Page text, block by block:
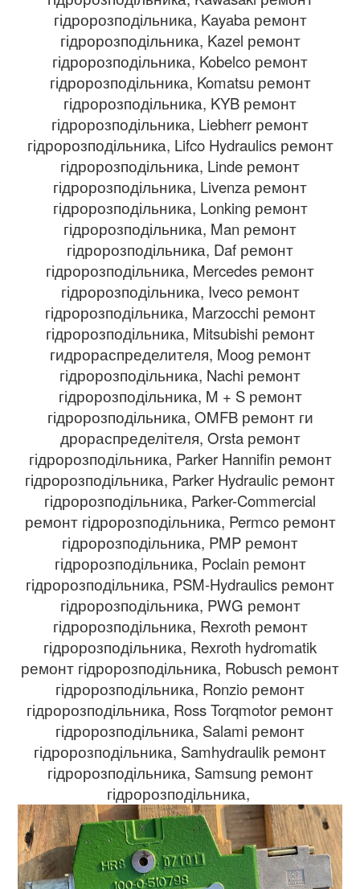
гідророзподільника, Kayaba ремонт
гідророзподільника, Kazel ремонт
гідророзподільника, Kobelco ремонт
гідророзподільника, Komatsu ремонт
гідророзподільника, KYB ремонт
гідророзподільника, Liebherr ремонт
гідророзподільника, Lifco Hydraulics ремонт
гідророзподільника, Linde ремонт
гідророзподільника, Livenza ремонт
гідророзподільника, Lonking ремонт
гідророзподільника, Man ремонт
гідророзподільника, Daf ремонт
гідророзподільника, Mercedes ремонт
гідророзподільника, Iveco ремонт
гідророзподільника, Marzocchi ремонт
гідророзподільника, Mitsubishi ремонт
гидрораспределителя, Moog ремонт
гідророзподільника, Nachi ремонт
гідророзподільника, M + S ремонт
гідророзподільника, OMFB ремонт ги
дрораспределітеля, Orsta ремонт
гідророзподільника, Parker Hannifin ремонт
гідророзподільника, Parker Hydraulic ремонт
гідророзподільника, Parker-Commercial
ремонт гідророзподільника, Permco ремонт
гідророзподільника, PMP ремонт
гідророзподільника, Poclain ремонт
гідророзподільника, PSM-Hydraulics ремонт
гідророзподільника, PWG ремонт
гідророзподільника, Rexroth ремонт
гідророзподільника, Rexroth hydromatik
ремонт гідророзподільника, Robusch ремонт
гідророзподільника, Ronzio ремонт
гідророзподільника, Ross Torqmotor ремонт
гідророзподільника, Salami ремонт
гідророзподільника, Samhydraulik ремонт
гідророзподільника, Samsung ремонт
гідророзподільника,